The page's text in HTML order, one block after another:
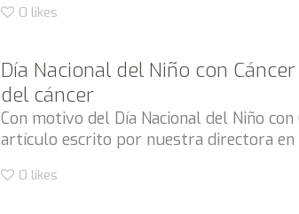
0 likes
Día Nacional del Niño con
del cáncer
Con motivo del Día Nacional del Niño
artículo escrito por nuestra directora en
0 likes